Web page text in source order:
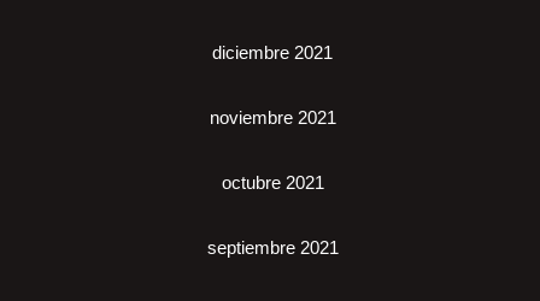
diciembre 2021
noviembre 2021
octubre 2021
septiembre 2021